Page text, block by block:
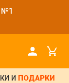
№1
И ПОДАРКИ